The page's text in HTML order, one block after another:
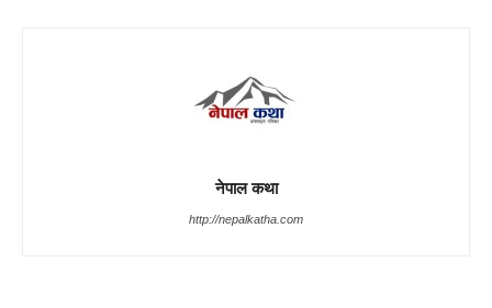
नेपाल कथा
http://nepalkatha.com